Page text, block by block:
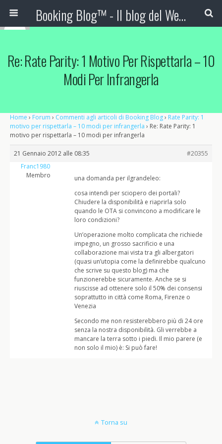
Booking Blog™ - Il blog del Web Marketing Turistico
Re: Rate Parity: 1 Motivo Per Rispettarla – 10
Modi Per Infrangerla
Home › Forum › Commenti agli articoli di Booking Blog› Rate Parity: 1
motivo per rispettarla – 10 modi per infrangerla › Re: Rate Parity: 1
motivo per rispettarla – 10 modi per infrangerla
21 Gennaio 2012 alle 08:35
#20355
Franc1980
Membro
una domanda per ilgrandeleo:
cosa intendi per sciopero dei portali?
Chiudere la disponibilità e riaprirla solo
quando le OTA si convincono a modificare le
loro condizioni?
Un’operazione molto complicata che richiede
impegno, un grosso sacrificio e una
collaborazione mai vista tra gli albergatori
(quasi un’utopia come la definirebbe qualcuno
che scrive su questo blog) ma che
funzionerebbe sicuramente. Anche se si
riuscisse ad ottenere solo il 50% dei consensi
soprattutto in città come Roma, Firenze o
Venezia
Secondo me non resisterebbero più di 24 ore
senza la nostra disponibilità. Gli verrebbe a
mancare la terra sotto i piedi. Il mio parere (e
non solo il mio) è: Si può fare!
Torna su